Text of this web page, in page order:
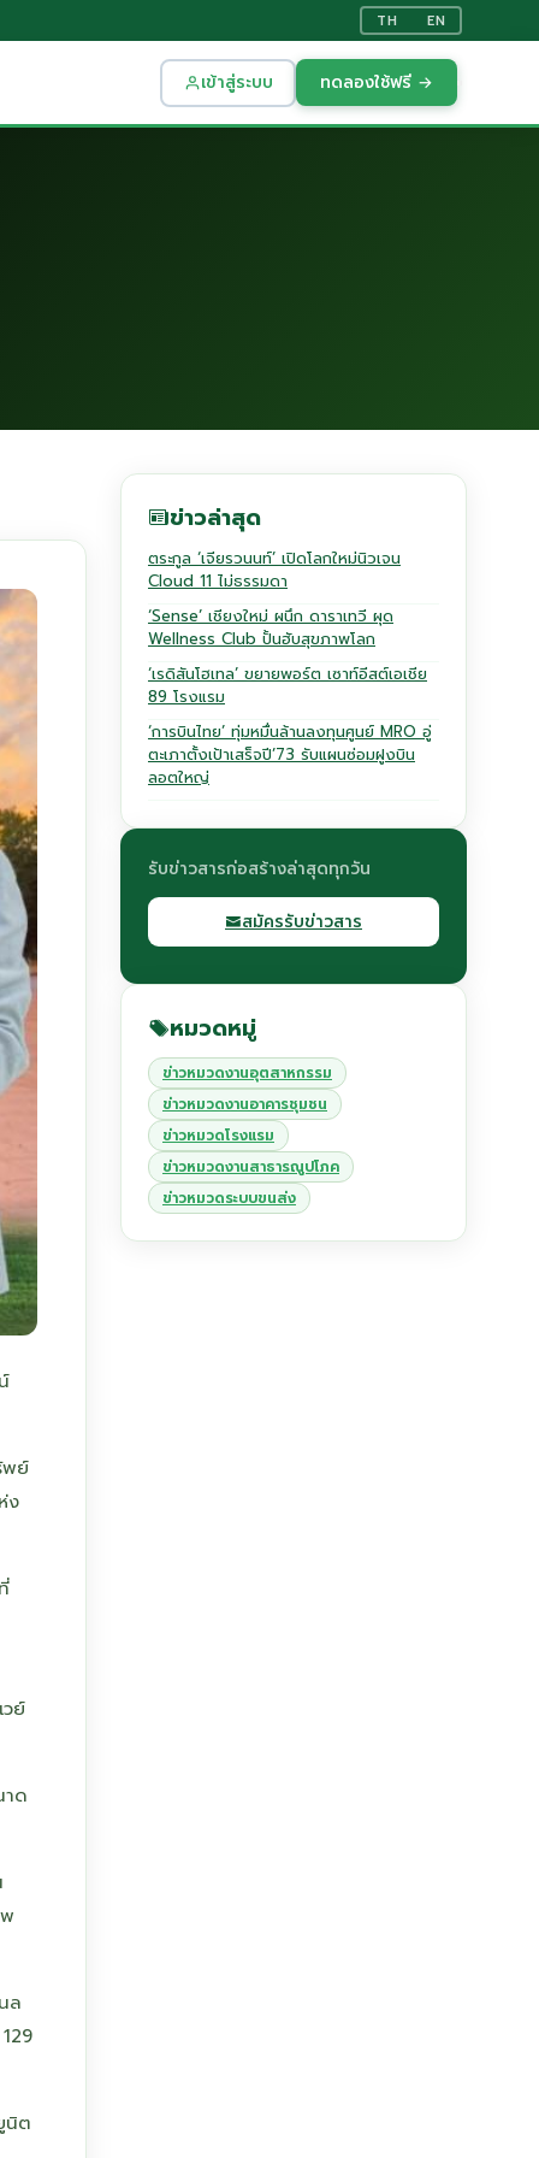
TH EN
เข้าสู่ระบบ ทดลองใช้ฟรี →
พย์
ง
ย์
าด
ล
นิต
ข่าวล่าสุด
ตระกูล ‘เจียรวนนท์’ เปิดโลกใหม่นิวเจน
Cloud 11 ไม่ธรรมดา
‘Sense’ เชียงใหม่ ผนึก ดาราเทวี ผุด
Wellness Club ปั้นฮับสุขภาพโลก
‘เรดิสันโฮเทล’ ขยายพอร์ต เซาท์อีสต์เอเชีย
89 โรงแรม
‘การบินไทย’ ทุ่มหมื่นล้านลงทุนศูนย์ MRO อู่
ตะเภาตั้งเป้าเสร็จปี’73 รับแผนซ่อมฝูงบิน
ลอตใหญ่
รับข่าวสารก่อสร้างล่าสุดทุกวัน
สมัครรับข่าวสาร
หมวดหมู่
ข่าวหมวดงานอุตสาหกรรม
ข่าวหมวดงานอาคารชุมชน
ข่าวหมวดโรงแรม
ข่าวหมวดงานสาธารณูปโภค
ข่าวหมวดระบบขนส่ง